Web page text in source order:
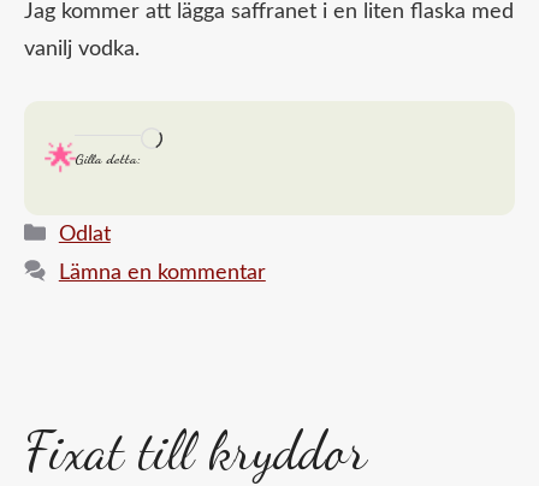
Jag kommer att lägga saffranet i en liten flaska med
vanilj vodka.
Gilla detta:
Laddar
Kategorier
Odlat
Lämna en kommentar
Fixat till kryddor